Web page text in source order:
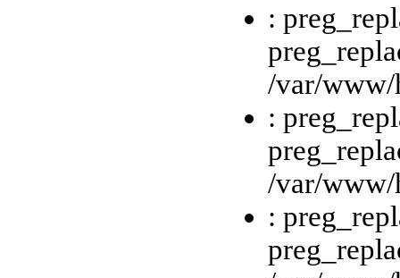
:
/var/www/
:
/var/www/
: